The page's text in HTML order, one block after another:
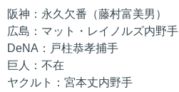
阪神：永久欠番（藤村富美男）
広島：マット・レイノルズ内野手
DeNA：戸柱恭孝捕手
巨人：不在
ヤクルト：宮本丈内野手